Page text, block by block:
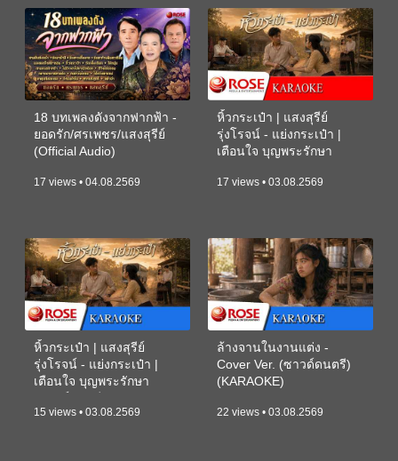
18 บทเพลงดังจากฟากฟ้า -
ยอดรัก/ศรเพชร/แสงสุรีย์
(Official Audio)
17 views • 04.08.2569
หิ้วกระเป๋า | แสงสุรีย์
รุ่งโรจน์ - แย่งกระเป๋า |
เตือนใจ บุญพระรักษา
17 views • 03.08.2569
หิ้วกระเป๋า | แสงสุรีย์
รุ่งโรจน์ - แย่งกระเป๋า |
เตือนใจ บุญพระรักษา
15 views • 03.08.2569
ล้างจานในงานแต่ง -
Cover Ver. (ซาวด์ดนตรี)
(KARAOKE)
22 views • 03.08.2569